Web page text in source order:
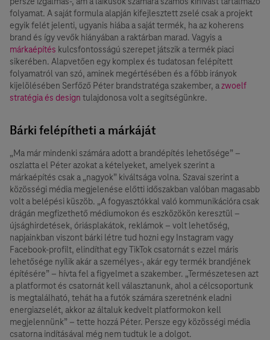
folyamat. A saját formula alapján kifejlesztett zselé csak a projekt
egyik felét jelenti, ugyanis hiába a saját termék, ha az koherens
brand és így vevők hiányában a raktárban marad. Vagyis a
márkaépítés kulcsfontosságú szerepet játszik a termék piaci
sikerében. Alapvetően egy komplex és tudatosan felépített
folyamatról van szó, aminek megértésében és a főbb irányok
kijelölésében Serfőző Péter brandstratéga szakember, azwoelf
stratégia és design tulajdonosa volt a segítségünkre.
Bárki felépítheti a márkáját
„Ma már mindenki számára adott a brandépítés lehetősége” –
oszlatta el Péter azokat a kételyeket, amelyek szerint a
márkaépítés csak a „nagyok” kiváltsága volna. Szavai szerint a
közösségi média megjelenése előtti időszakban valóban magasabb
volt a belépési küszöb. „A fogyasztókkal való kommunikációra csak
drágán megfizethető médiumokon és eszközökön keresztül –
újsághirdetések, óriásplakátok, reklámok – volt lehetőség,
napjainkban viszont bárki létre tud hozni egy Instagram vagy
Facebook-profilt, elindíthat egy TikTok csatornát s ezzel máris
lehetősége nyílik akár a személyes-, akár egy termék brandjének
építésére” – hívta fel a figyelmet a szakember. „Természetesen azt
a platformot és csatornát kell választanunk, ahol a célcsoportunk
is megtalálható, tehát ha a futók számára szeretnénk eladni
energiazselét, akkor az általuk kedvelt platformokon kell
megjelennünk” – tette hozzá Péter. Persze egy közösségi média
csatorna indításával még nem tudtuk le a dolgot.